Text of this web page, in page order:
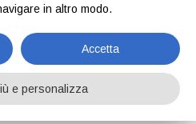
in altro modo.
Accetta
e personalizza